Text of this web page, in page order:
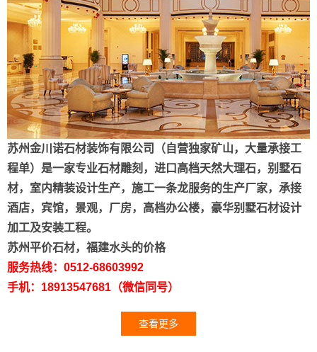
苏州金川诺石材装饰有限公司（自营独家矿山，大量承接工
程单）是一家专业石材雕刻，进口高档天然大理石，别墅石
材，室内精装设计生产，施工一条龙服务的生产厂家，承接
酒店，宾馆，景观，厂房，高档办公楼，豪华别墅石材设计
加工及安装工程。
苏州平价石材，福建水头的价格
服务热线：0512-68603992
手机：18913547681（微信同号）
查看更多